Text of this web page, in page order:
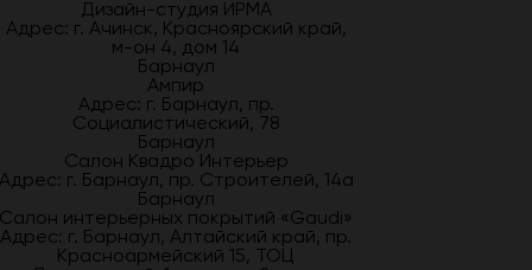
Дизайн-студия ИРМА
Адрес: г. Ачинск, Красноярский край,
м-он 4, дом 14
Барнаул
Ампир
Адрес: г. Барнаул, пр.
Социалистический, 78
Барнаул
Салон Квадро Интерьер
г. Барнаул, пр. Строителей, 14а
Барнаул
Салон интерьерных покрытий «Gaudi»
Адрес: г. Барнаул, Алтайский край, пр.
Красноармейский 15, ТОЦ